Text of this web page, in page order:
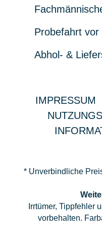
Probefahrt vor
Abhol- &
IMPRESSUM
* Unverbindliche
Irrtümer, Tippfehler
vorbehalten.